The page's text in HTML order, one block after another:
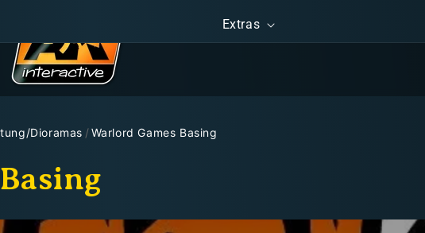
Extras
Dioramas /Warlord Games Basing